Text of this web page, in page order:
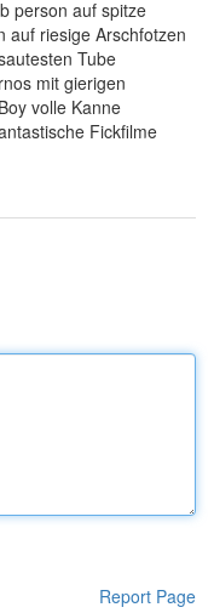
person auf spitze
auf riesige Arschfotzen
Tube
mit gierigen
volle Kanne
Fickfilme
Report Page